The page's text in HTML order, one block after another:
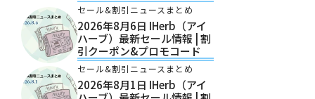
セール&割引ニュースまとめ
2026年8月6日 IHerb（アイ
ハーブ）最新セール情報 | 割
引クーポン&プロモコード
セール&割引ニュースまとめ
2026年8月1日 IHerb（アイ